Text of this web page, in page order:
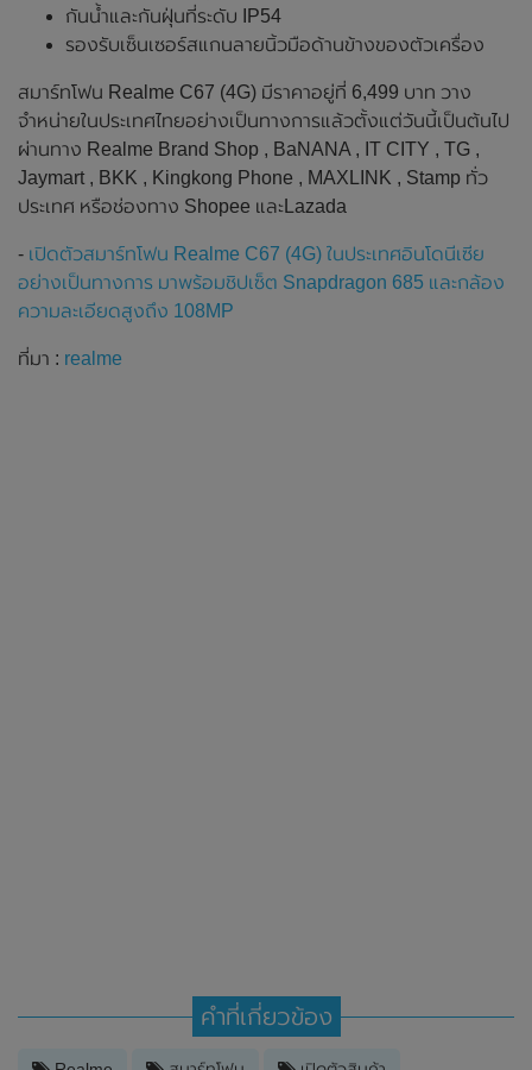
กันน้ำและกันฝุ่นที่ระดับ IP54
รองรับเซ็นเซอร์สแกนลายนิ้วมือด้านข้างของตัวเครื่อง
สมาร์ทโฟน Realme C67 (4G) มีราคาอยู่ที่ 6,499 บาท วาง
จำหน่ายในประเทศไทยอย่างเป็นทางการแล้วตั้งแต่วันนี้เป็นต้นไป
ผ่านทาง Realme Brand Shop , BaNANA , IT CITY , TG ,
Jaymart , BKK , Kingkong Phone , MAXLINK , Stamp ทั่ว
ประเทศ หรือช่องทาง Shopee และLazada
- เปิดตัวสมาร์ทโฟน Realme C67 (4G) ในประเทศอินโดนีเซีย
อย่างเป็นทางการ มาพร้อมชิปเซ็ต Snapdragon 685 และกล้อง
ความละเอียดสูงถึง 108MP
ที่มา : realme
คำที่เกี่ยวข้อง